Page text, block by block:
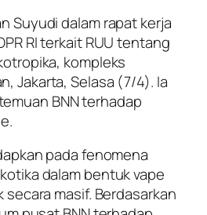
Suyudi dalam rapat kerja
RI terkait RUU tentang
kompleks
Jakarta, Selasa (7/4). Ia
BNN terhadap
pada fenomena
dalam bentuk vape
masif. Berdasarkan